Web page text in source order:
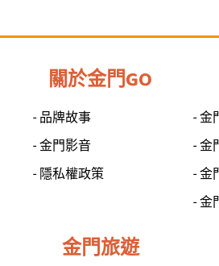
關於金門GO
- 品牌故事
- 金門影音
- 隱私權政策
- 金
- 金
- 金
- 金
金門旅遊